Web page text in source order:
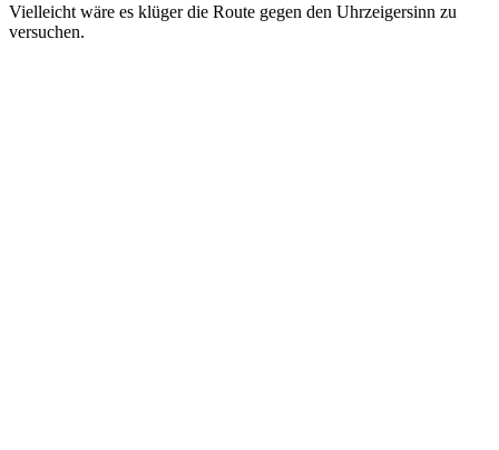
Vielleicht wäre es klüger die Route gegen den Uhrzeigersinn zu
versuchen.